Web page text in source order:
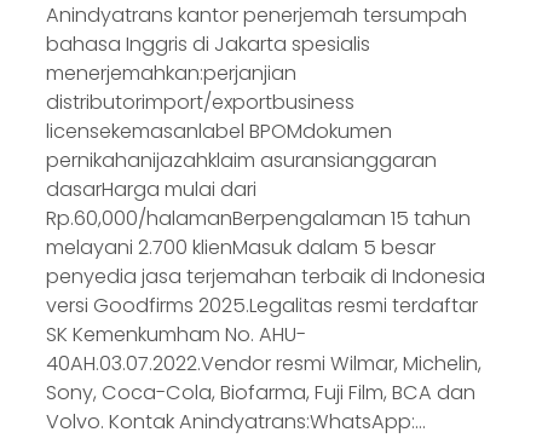
Anindyatrans kantor penerjemah tersumpah
bahasa Inggris di Jakarta spesialis
menerjemahkan:perjanjian
distributorimport/exportbusiness
licensekemasanlabel BPOMdokumen
pernikahanijazahklaim asuransianggaran
dasarHarga mulai dari
Rp.60,000/halamanBerpengalaman 15 tahun
melayani 2.700 klienMasuk dalam 5 besar
penyedia jasa terjemahan terbaik di Indonesia
versi Goodfirms 2025.Legalitas resmi terdaftar
SK Kemenkumham No. AHU-
40AH.03.07.2022.Vendor resmi Wilmar, Michelin,
Sony, Coca-Cola, Biofarma, Fuji Film, BCA dan
Volvo. Kontak Anindyatrans:WhatsApp:…